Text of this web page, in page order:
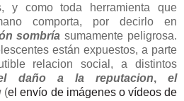
y como toda herramienta que
comporta, por decirlo en
sombría sumamente peligrosa.
están expuestos, a parte
relacion social, a distintos
daño a la reputacion, el
(el envío de imágenes o vídeos de